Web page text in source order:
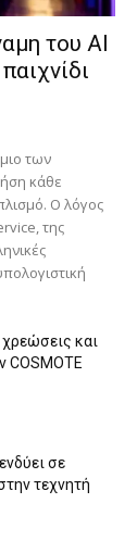
του AI
των
κάθε
Ο λόγος
της
και
COSMOTE
σε
τεχνητή